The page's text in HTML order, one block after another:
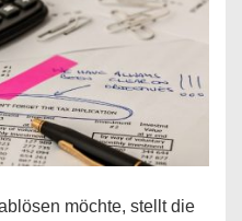
möchte, stellt die